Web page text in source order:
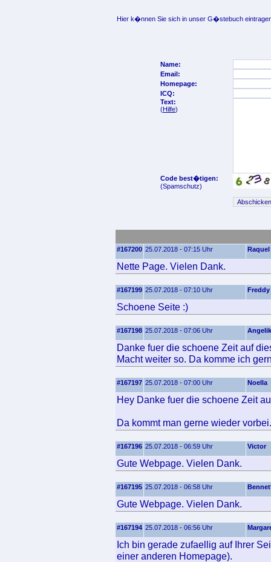
Hier k�nnen Sie sich in unser G�stebuch
Name:
Email:
Homepage:
ICQ:
Text:
(Hilfe)
Code best�tigen:
(Spamschutz)
#167200 25.07.2018 - 07:15 Uhr Raquel
Nette Page. Vielen Dank.
#167199 25.07.2018 - 07:10 Uhr Freddy
Schoene Seite :)
#167198 25.07.2018 - 07:06 Uhr
Danke fuer die schoene Zeit auf
Macht weiter so. Da komme ich
#167197 25.07.2018 - 07:00 Uhr Noella
Hey Danke fuer die schoene Zeit
Da kommt man gerne wieder vorbei.
#167196 25.07.2018 - 06:59 Uhr Victor
Gute Webpage. Vielen Dank.
#167195 25.07.2018 - 06:58 Uhr
Gute Webpage. Vielen Dank.
#167194 25.07.2018 - 06:56 Uhr
Ich bin gerade zufaellig auf Ihrer
einer anderen Homepage).